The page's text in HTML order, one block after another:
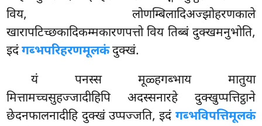
विय, लोणम्बिलादिअज्झोहरणकाले
खारापटिच्छकादिकम्मकारणपत्तो विय तिब्बं दुक्खमनुभोति,
इदंगब्भपरिहरणमूलकंदुक्खं.
यं पनस्स मूळ्हगब्भाय मातुया
मित्तामच्चसुहज्जादीहिपि अदस्सनारहे दुक्खुप्पत्तिट्ठाने
छेदनफालनादीहि दुक्खं उप्पज्जति, इदं गब्भविपत्तिमूलकं